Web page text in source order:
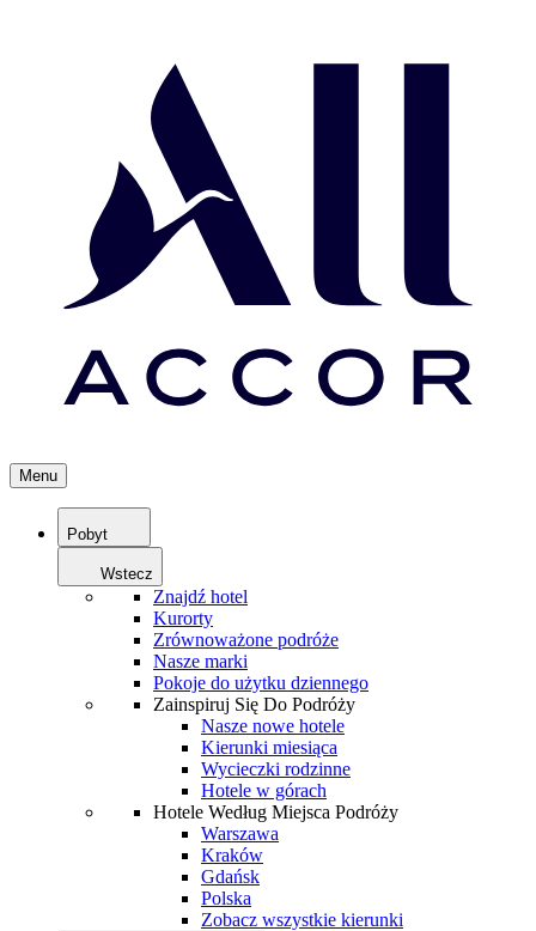
Menu
Pobyt
Wstecz
Znajdź hotel
Kurorty
Zrównoważone podróże
Nasze marki
Pokoje do użytku dziennego
Zainspiruj Się Do Podróży
Nasze nowe hotele
Kierunki miesiąca
Wycieczki rodzinne
Hotele w górach
Hotele Według Miejsca Podróży
Warszawa
Kraków
Gdańsk
Polska
Zobacz wszystkie kierunki